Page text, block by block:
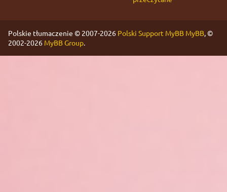
Polskie tłumaczenie © 2007-2026 Polski Support MyBB MyBB, ©
2002-2026 MyBB Group.